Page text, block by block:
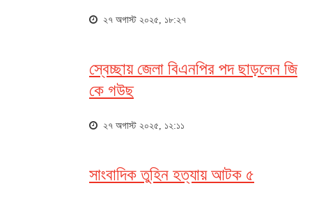
২৭ অগাস্ট ২০২৫, ১৮:২৭
স্বেচ্ছায় জেলা বিএনপির পদ ছাড়লেন জি
কে গউছ
২৭ অগাস্ট ২০২৫, ১২:১১
সাংবাদিক তুহিন হত্যায় আটক ৫